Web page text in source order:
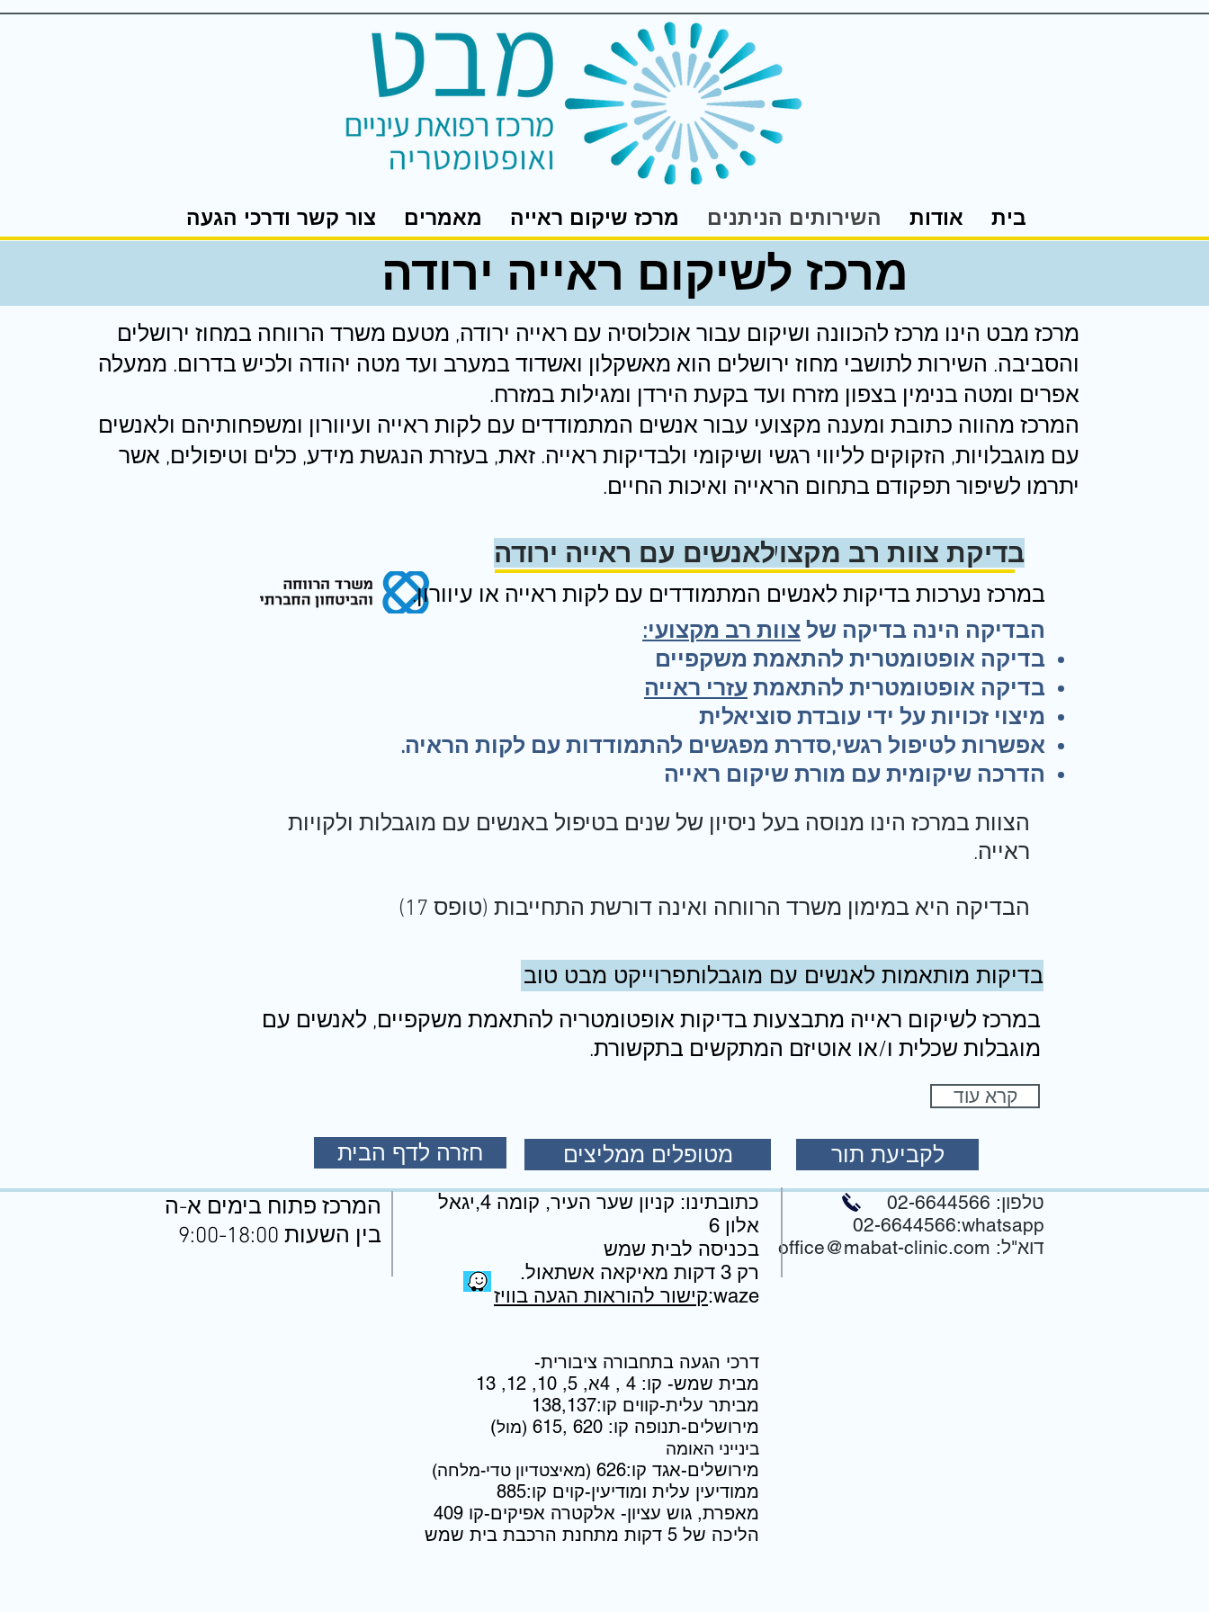
בית אודות השירותים הניתנים מרכז שיקום ראייה מאמרים צור קשר ודרכי הגעה
מרכז לשיקום ראייה ירודה
מרכז מבט הינו מרכז להכוונה ושיקום עבור אוכלוסיה עם ראייה ירודה, מטעם משרד הרווחה במחוז ירושלים
והסביבה. השירות לתושבי מחוז ירושלים הוא מאשקלון ואשדוד במערב ועד מטה יהודה ולכיש בדרום. ממעלה
אפרים ומטה בנימין בצפון מזרח ועד בקעת הירדן ומגילות במזרח.
המרכז מהווה כתובת ומענה מקצועי עבור אנשים המתמודדים עם לקות ראייה ועיוורון ומשפחותיהם ולאנשים
עם מוגבלויות, הזקוקים לליווי רגשי ושיקומי ולבדיקות ראייה. זאת, בעזרת הנגשת מידע, כלים וטיפולים, אשר
יתרמו לשיפור תפקודם בתחום הראייה ואיכות החיים.
בדיקת צוות רב מקצועילאנשים עם ראייה ירודה
במרכז נערכות בדיקות לאנשים המתמודדים עם לקות ראייה או עיוורון.
הצוות במרכז הינו מנוסה בעל ניסיון של שנים בטיפול באנשים עם מוגבלות ולקויות
ראייה.
הבדיקה היא במימון משרד הרווחה ואינה דורשת התחייבות (טופס 17)
הבדיקה הינה בדיקה של צוות רב מקצועי:
בדיקה אופטומטרית להתאמת משקפיים
בדיקה אופטומטרית להתאמת עזרי ראייה
מיצוי זכויות על ידי עובדת סוציאלית
אפשרות לטיפול רגשי,סדרת מפגשים להתמודדות עם לקות הראיה.
הדרכה שיקומית עם מורת שיקום ראייה
-בדיקות מותאמות לאנשים עם מוגבלותפרוייקט מבט טוב
במרכז לשיקום ראייה מתבצעות בדיקות אופטומטריה להתאמת משקפיים, לאנשים עם
מוגבלות שכלית ו/או אוטיזם המתקשים בתקשורת.
קרא עוד
חזרה לדף הבית מטופלים ממליצים לקביעת תור
המרכז פתוח בימים א-ה
בין השעות 9:00-18:00
02-6644566 :טלפון
02-6644566:whatsapp
office@mabat-clinic.com :דוא"ל
כתובתינו: קניון שער העיר, קומה 4,יגאל
אלון 6
בכניסה לבית שמש
.רק 3 דקות מאיקאה אשתאול
קישור להוראות הגעה בוויז:waze
-דרכי הגעה בתחבורה ציבורית
מבית שמש- קו: 4 , 4א, 5, 10, 12, 13
מביתר עלית-קווים קו:138,137
(מירושלים-תנופה קו: 62 0 ,615
(מול
בינייני האומה
מירושלים-אגד קו:626 (מאיצטדיון טדי-מלחה)
ממודיעין עלית ומודיעין-קוים קו:885
מאפרת, גוש עציון- אלקטרה אפיקים-קו 409
הליכה של 5 דקות מתחנת הרכבת בית שמש